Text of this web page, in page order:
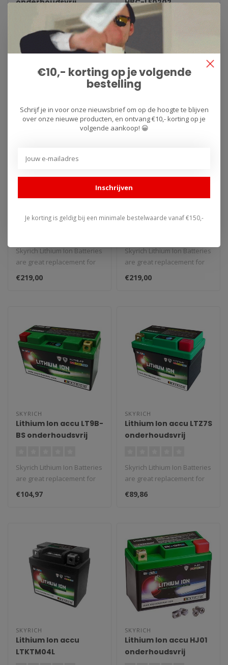
onderhoudsvrij
Skyrich Lithium Ion Batteries
are great replacement for
classic batteries. We st..
HBC-LF0202
Skyrich Lithium Ion Batteries
are great replacement for
classic batteries. We st..
SKYRICH
LTX20CH-BS
Skyrich Lithium Ion Batteries
are great replacement for
classic batteries. We st..
€219,00
SKYRICH
LTX20L-BS
Skyrich Lithium Ion Batteries
are great replacement for
classic batteries. We st..
€219,00
SKYRICH
Lithium Ion accu LT9B-
BS onderhoudsvrij
Skyrich Lithium Ion Batteries
are great replacement for
classic batteries. We st..
€104,97
SKYRICH
Lithium Ion accu LTZ7S
onderhoudsvrij
Skyrich Lithium Ion Batteries
are great replacement for
classic batteries. We st..
€89,86
SKYRICH
Lithium Ion accu
LTKTM04L
SKYRICH
Lithium Ion accu HJ01
onderhoudsvrij
€10,- korting op je volgende
bestelling
Schrijf je in voor onze nieuwsbrief om op de hoogte te blijven
over onze nieuwe producten, en ontvang €10,- korting op je
volgende aankoop! 😀
Inschrijven
Je korting is geldig bij een minimale bestelwaarde vanaf €150,-